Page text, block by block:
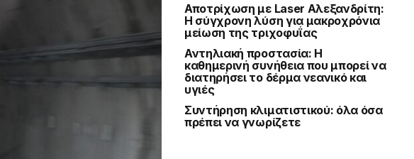
Αποτρίχωση με Laser Αλεξανδρίτη:
Η σύγχρονη λύση για μακροχρόνια
μείωση της τριχοφυΐας
Αντηλιακή προστασία: Η
καθημερινή συνήθεια που μπορεί να
διατηρήσει το δέρμα νεανικό και
υγιές
Συντήρηση κλιματιστικού: όλα όσα
πρέπει να γνωρίζετε